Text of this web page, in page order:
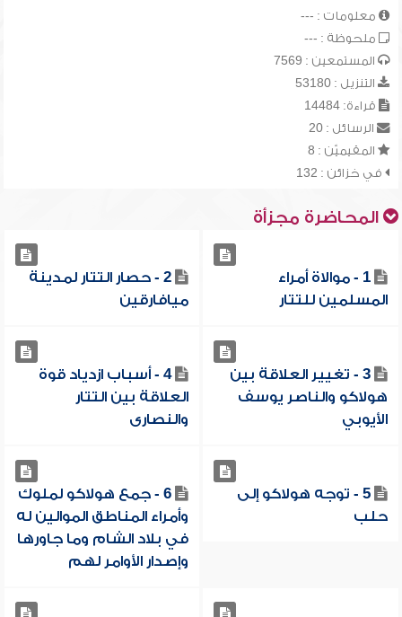
معلومات : ---
ملحوظة : ---
المستمعين : 7569
التنزيل : 53180
قراءة: 14484
الرسائل : 20
المقيميّن : 8
في خزائن : 132
المحاضرة مجزأة
1 - موالاة أمراء
المسلمين للتتار
2 - حصار التتار لمدينة
ميافارقين
3 - تغيير العلاقة بين
هولاكو والناصر يوسف
الأيوبي
4 - أسباب ازدياد قوة
العلاقة بين التتار
والنصارى
5 - توجه هولاكو إلى
حلب
6 - جمع هولاكو لملوك
وأمراء المناطق الموالين له
في بلاد الشام وما جاورها
وإصدار الأوامر لهم